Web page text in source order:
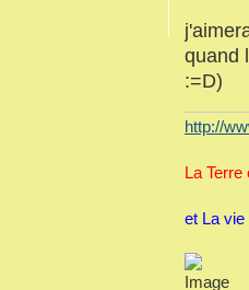
quand
:=D)
http://
La
et La